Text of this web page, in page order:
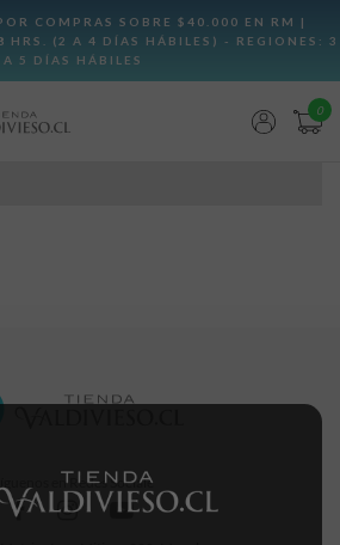
0
Síguenos en Redes Sociale